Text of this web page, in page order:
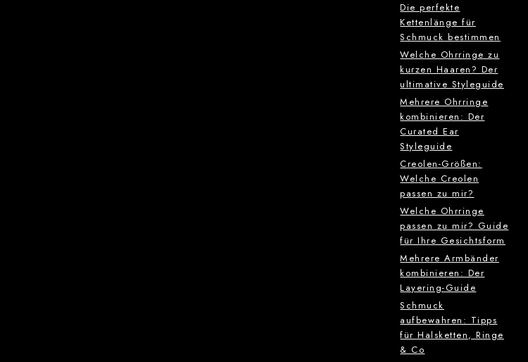
Die perfekte
Kettenlänge für
Schmuck bestimmen
Welche Ohrringe zu
kurzen Haaren? Der
ultimative Styleguide
Mehrere Ohrringe
kombinieren: Der
Curated Ear
Styleguide
Creolen-Größen:
Welche Creolen
passen zu mir?
Welche Ohrringe
passen zu mir? Guide
für Ihre Gesichtsform
Mehrere Armbänder
kombinieren: Der
Layering-Guide
Schmuck
aufbewahren: Tipps
für Halsketten, Ringe
& Co